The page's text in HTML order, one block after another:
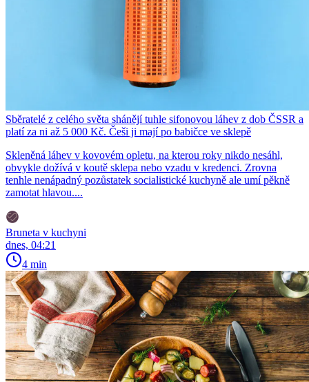
Sběratelé z celého světa shánějí tuhle sifonovou láhev z dob ČSSR a
platí za ni až 5 000 Kč. Češi ji mají po babičce ve sklepě
Skleněná láhev v kovovém opletu, na kterou roky nikdo nesáhl,
obvykle dožívá v koutě sklepa nebo vzadu v kredenci. Zrovna
tenhle nenápadný pozůstatek socialistické kuchyně ale umí pěkně
zamotat hlavou....
Bruneta v kuchyni
dnes, 04:21
4 min